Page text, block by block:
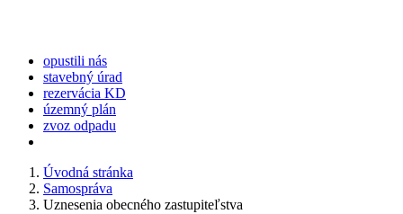
opustili nás
stavebný úrad
rezervácia KD
územný plán
zvoz odpadu
Úvodná stránka
Samospráva
Uznesenia obecného zastupiteľstva